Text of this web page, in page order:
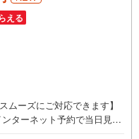
える
ムーズにご対応できます】
ターネット予約で当日見学